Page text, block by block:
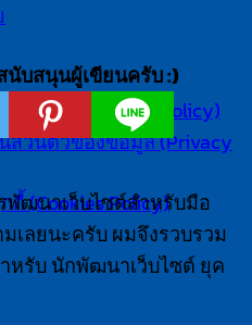
นธุรกิจ (Business Policy)
ส่วนตัวของข้อมูล (Privacy
(Cookies Policy)
นับสนุนผู้เขียนครับ :)
พัฒนาเว็บไซต์สำหรับมือ
เลยนะครับ ผมจึงรวบรวม
หรับ นักพัฒนาเว็บไซต์ ยุค